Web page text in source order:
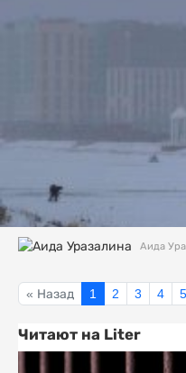
Аида
« Назад 1 2 3 4 5
Читают на Liter